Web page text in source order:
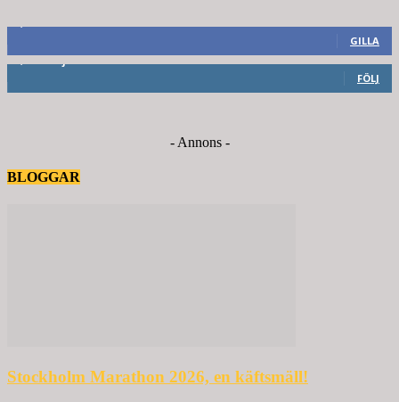
GILLA
FÖLJ
- Annons -
BLOGGAR
Stockholm Marathon 2026, en käftsmäll!